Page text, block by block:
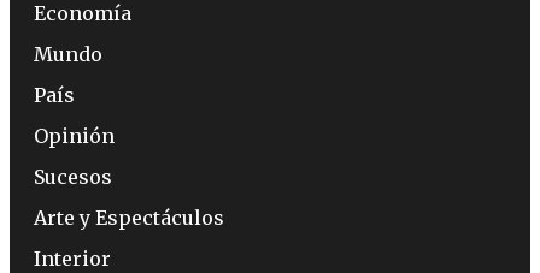
Economía
Mundo
País
Opinión
Sucesos
Arte y Espectáculos
Interior